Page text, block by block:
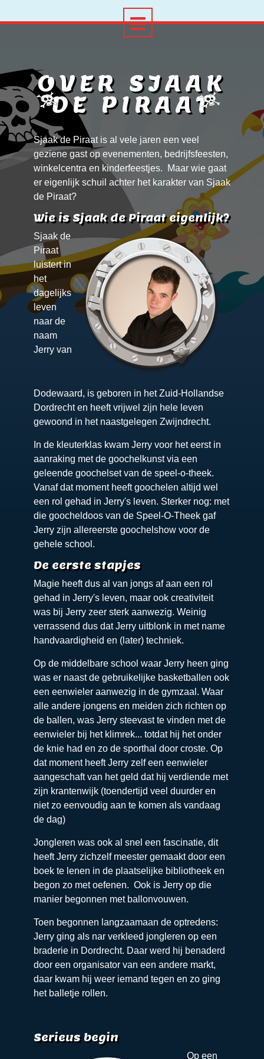
OVER SJAAK
DE PIRAAT
Sjaak de Piraat is al vele jaren een veel
geziene gast op evenementen, bedrijfsfeesten,
winkelcentra en kinderfeestjes. Maar wie gaat
er eigenlijk schuil achter het karakter van Sjaak
de Piraat?
Wie is Sjaak de Piraat eigenlijk?
Sjaak de
Piraat
luistert in
het
dagelijks
leven
naar de
naam
Jerry van
Dodewaard, is geboren in het Zuid-Hollandse
Dordrecht en heeft vrijwel zijn hele leven
gewoond in het naastgelegen Zwijndrecht.
In de kleuterklas kwam Jerry voor het eerst in
aanraking met de goochelkunst via een
geleende goochelset van de speel-o-theek.
Vanaf dat moment heeft goochelen altijd wel
een rol gehad in Jerry's leven. Sterker nog: met
die goocheldoos van de Speel-O-Theek gaf
Jerry zijn allereerste goochelshow voor de
gehele school.
De eerste stapjes
Magie heeft dus al van jongs af aan een rol
gehad in Jerry's leven, maar ook creativiteit
was bij Jerry zeer sterk aanwezig. Weinig
verrassend dus dat Jerry uitblonk in met name
handvaardigheid en (later) techniek.
Op de middelbare school waar Jerry heen ging
was er naast de gebruikelijke basketballen ook
een eenwieler aanwezig in de gymzaal. Waar
alle andere jongens en meiden zich richten op
de ballen, was Jerry steevast te vinden met de
eenwieler bij het klimrek... totdat hij het onder
de knie had en zo de sporthal door croste. Op
dat moment heeft Jerry zelf een eenwieler
aangeschaft van het geld dat hij verdiende met
zijn krantenwijk (toendertijd veel duurder en
niet zo eenvoudig aan te komen als vandaag
de dag)
Jongleren was ook al snel een fascinatie, dit
heeft Jerry zichzelf meester gemaakt door een
boek te lenen in de plaatselijke bibliotheek en
begon zo met oefenen. Ook is Jerry op die
manier begonnen met ballonvouwen.
Toen begonnen langzaamaan de optredens:
Jerry ging als nar verkleed jongleren op een
braderie in Dordrecht. Daar werd hij benaderd
door een organisator van een andere markt,
daar kwam hij weer iemand tegen en zo ging
het balletje rollen.
Serieus begin
Op een